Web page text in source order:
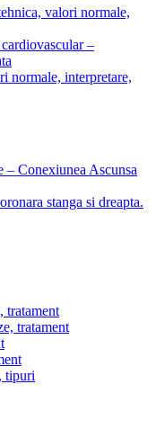
valori normale,
–
normale, interpretare,
Conexiunea Ascunsa
stanga si dreapta.
tratament
tratament
tipuri